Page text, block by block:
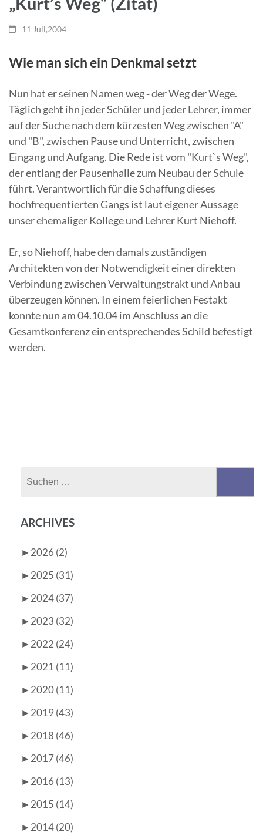
11 Juli,2004
Wie man sich ein Denkmal setzt
Nun hat er seinen Namen weg - der Weg der Wege.
Täglich geht ihn jeder Schüler und jeder Lehrer, immer
auf der Suche nach dem kürzesten Weg zwischen "A"
und "B", zwischen Pause und Unterricht, zwischen
Eingang und Aufgang. Die Rede ist vom "Kurt`s Weg",
der entlang der Pausenhalle zum Neubau der Schule
führt. Verantwortlich für die Schaffung dieses
hochfrequentierten Gangs ist laut eigener Aussage
unser ehemaliger Kollege und Lehrer Kurt Niehoff.
Er, so Niehoff, habe den damals zuständigen
Architekten von der Notwendigkeit einer direkten
Verbindung zwischen Verwaltungstrakt und Anbau
überzeugen können. In einem feierlichen Festakt
konnte nun am 04.10.04 im Anschluss an die
Gesamtkonferenz ein entsprechendes Schild befestigt
werden.
ARCHIVES
► 2026 (2)
► 2025 (31)
► 2024 (37)
► 2023 (32)
► 2022 (24)
► 2021 (11)
► 2020 (11)
► 2019 (43)
► 2018 (46)
► 2017 (46)
► 2016 (13)
► 2015 (14)
► 2014 (20)